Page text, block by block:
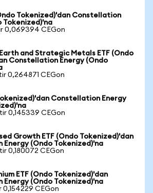
Tokenized)'dan Constellation
Tokenized)'na
0,069394 CEGon
and Strategic Metals ETF (Ondo
Constellation Energy (Ondo
0,264871 CEGon
Constellation Energy
0,145339 CEGon
Growth ETF (Ondo Tokenized)'dan
(Ondo Tokenized)'na
0,180072 CEGon
ETF (Ondo Tokenized)'dan
(Ondo Tokenized)'na
0,154229 CEGon